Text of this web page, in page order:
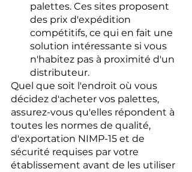
palettes. Ces sites proposent
des prix d'expédition
compétitifs, ce qui en fait une
solution intéressante si vous
n'habitez pas à proximité d'un
distributeur.
Quel que soit l'endroit où vous
décidez d'acheter vos palettes,
assurez-vous qu'elles répondent à
toutes les normes de qualité,
d'exportation NIMP-15 et de
sécurité requises par votre
établissement avant de les utiliser